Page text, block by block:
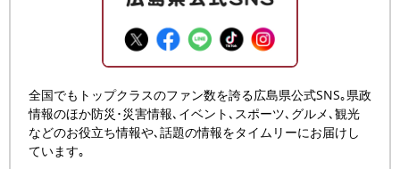
全国でもトップクラスのファン数を誇る広島県公式SNS｡県政
情報のほか防災･災害情報､イベント､スポーツ､グルメ､観光
などのお役立ち情報や､話題の情報をタイムリーにお届けし
ています｡